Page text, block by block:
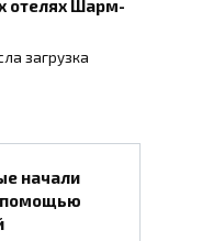
отелях Шарм-
загрузка
начали
помощью